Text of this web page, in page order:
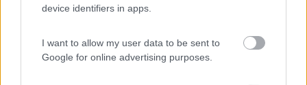
device identifiers in apps.
I want to allow my user data to be sent to
Google for online advertising purposes.
Benissimo, la ringrazio del suo contributo.
Michele S
41